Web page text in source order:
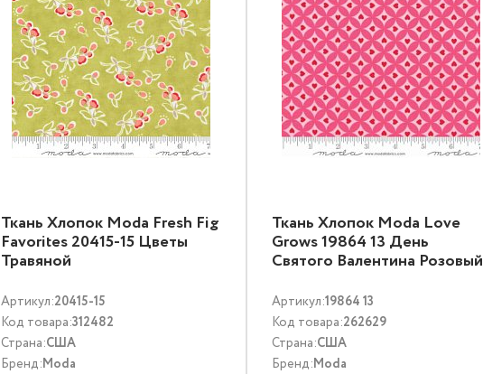
Ткань Хлопок Moda Fresh Fig
Favorites 20415-15 Цветы
Травяной
Артикул:20415-15
Код товара:312482
Страна:США
Бренд:Moda
Ткань Хлопок Moda Love
Grows 19864 13 День
Святого Валентина Розовый
Артикул:19864 13
Код товара:262629
Страна:США
Бренд:Moda